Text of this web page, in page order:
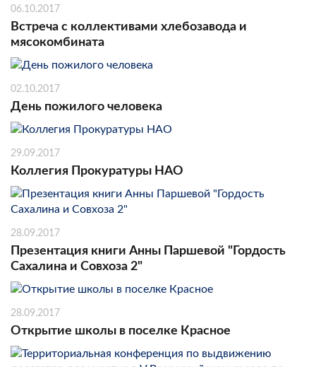
06.10.2017
Встреча с коллективами хлебозавода и
мясокомбината
02.10.2017
День пожилого человека
29.09.2017
Коллегия Прокуратуры НАО
28.09.2017
Презентация книги Анны Паршевой "Гордость
Сахалина и Совхоза 2"
28.09.2017
Открытие школы в поселке Красное